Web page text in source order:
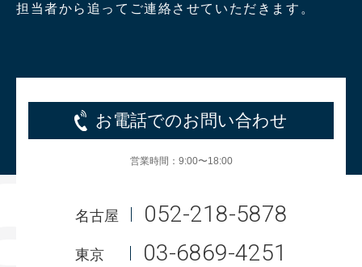
担当者から追ってご連絡させていただきます。
お電話でのお問い合わせ
営業時間：9:00〜18:00
名古屋 052-218-5878
東京 03-6869-4251